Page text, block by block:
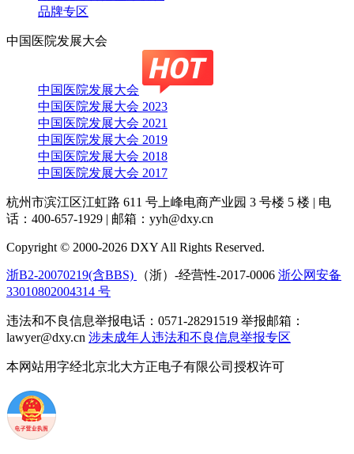
品牌专区
中国医院发展大会
中国医院发展大会
中国医院发展大会 2023
中国医院发展大会 2021
中国医院发展大会 2019
中国医院发展大会 2018
中国医院发展大会 2017
杭州市滨江区江虹路 611 号上峰电商产业园 3 号楼 5 楼 | 电
话：400-657-1929 | 邮箱：yyh@dxy.cn
Copyright © 2000-2026 DXY All Rights Reserved.
浙B2-20070219(含BBS) （浙）-经营性-2017-0006 浙公网安备
33010802004314 号
违法和不良信息举报电话：0571-28291519 举报邮箱：
lawyer@dxy.cn 涉未成年人违法和不良信息举报专区
本网站用字经北京北大方正电子有限公司授权许可